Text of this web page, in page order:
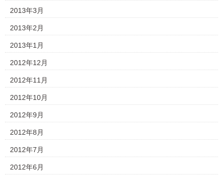
2013年3月
2013年2月
2013年1月
2012年12月
2012年11月
2012年10月
2012年9月
2012年8月
2012年7月
2012年6月